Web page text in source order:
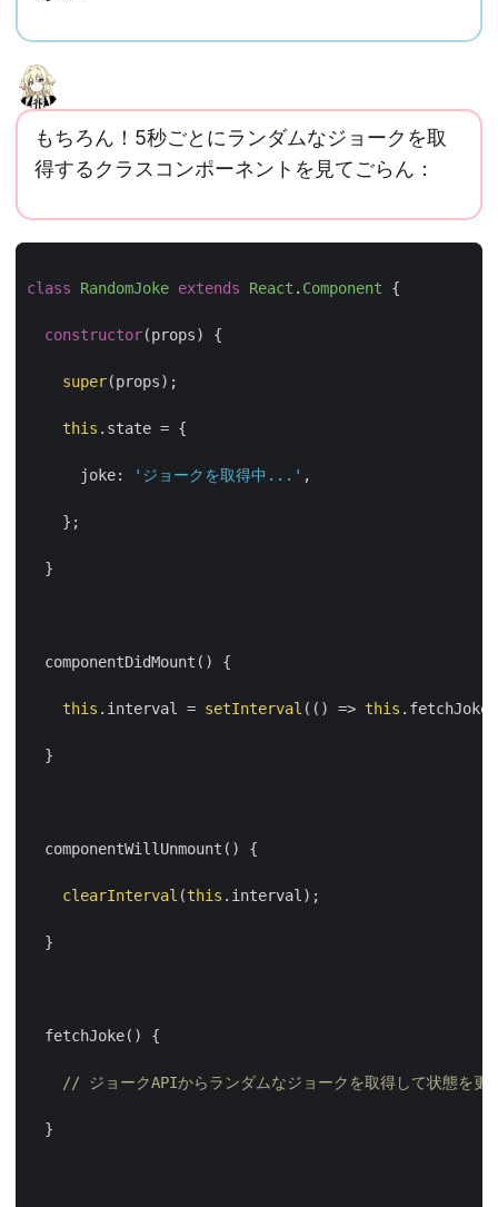
もちろん！5秒ごとにランダムなジョークを取
得するクラスコンポーネントを見てごらん：
class RandomJoke extends React . Component {
constructor(props) {
super(props);
this . state = {
joke: 'ジョークを取得中...' ,
};
}
componentDidMount () {
this . interval = setInterval ( () => this . fetchJoke
}
componentWillUnmount () {
clearInterval (this . interval );
}
fetchJoke() {
// ジョークAPIからランダムなジョークを取得して状態を更
}